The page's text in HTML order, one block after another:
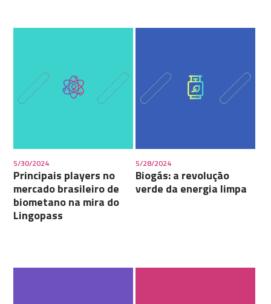
5/30/2024
Principais players no
mercado brasileiro de
biometano na mira do
Lingopass
5/28/2024
Biogás: a revolução
verde da energia limpa